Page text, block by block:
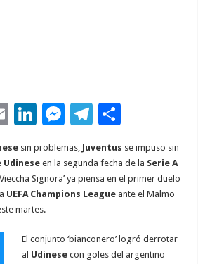
E
m
ai
l
Li
n
k
e
dI
M
se
n
g
T
e
gr
a
m
p
ar
r
sin problemas, Juventus se impuso sin
Udinese en la segunda fecha de la Serie A
Signora’ ya piensa en el primer duelo
UEFA Champions League ante el Malmo
martes.
El conjunto ‘bianconero’ logró derrotar
al Udinese con goles del argentino